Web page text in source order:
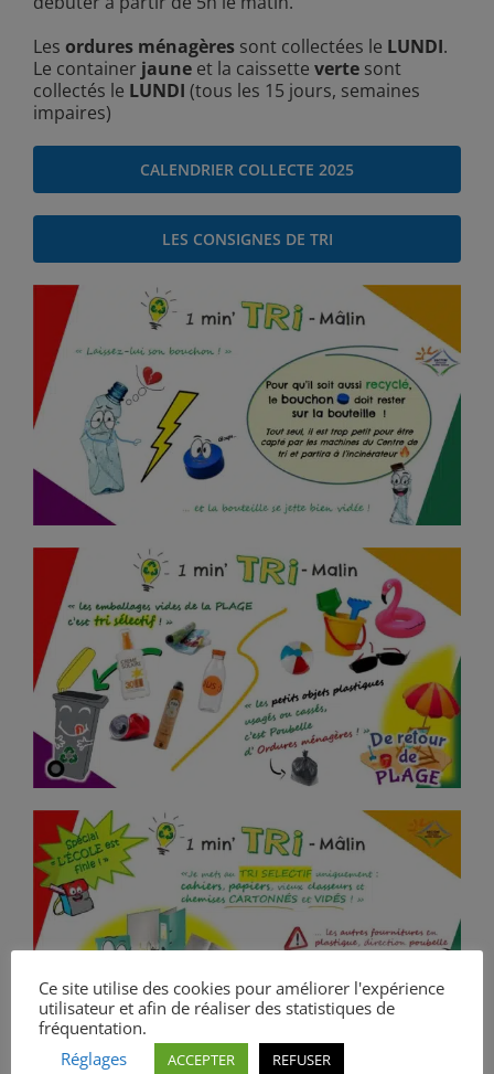
Les ordures ménagèressont collectées le LUNDI.
Le container jauneet la caissette vertesont
collectés le LUNDI (tous les 15 jours, semaines
impaires)
CALENDRIER COLLECTE 2025
LES CONSIGNES DE TRI
Ce site utilise des cookies pour améliorer l'expérience
utilisateur et afin de réaliser des statistiques de
fréquentation.
Réglages
ACCEPTER REFUSER